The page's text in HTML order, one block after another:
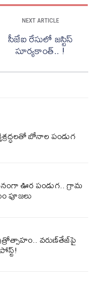
NEXT ARTICLE
సీజేఐ రేసులో జస్టిస్
సూర్యకాంత్.. !
బోనాల పండుగ
ఊర పండుగ.. గ్రామ
పూజలు
వ‌రుణ్‌తేజ్‌పై